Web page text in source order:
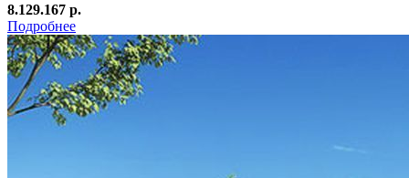
8.129.167 р.
Подробнее